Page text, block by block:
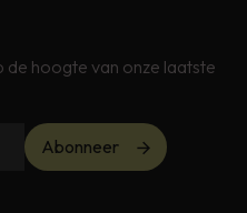
hoogte van onze laatste
Abonneer